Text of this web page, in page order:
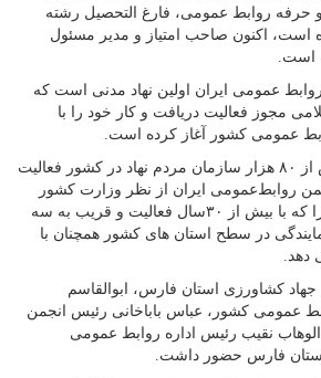
حرفه روابط عمومی، فارغ التحصیل رشته
است، اکنون صاحب امتیاز و مدیر مسئول
است.
عمومی ایران اولین نهاد مدنی است که
مجوز فعالیت دریافت و کار خود را با
عمومی کشور آغاز کرده است.
وی با اشاره به اینکه بیش از ۸۰ هزار سازمان مردم نهاد در کشور فعالیت
روابط‌عمومی ایران از نظر وزارت کشور
معتبرترین NGO است چرا که با بیش از ۳۰سال فعالیت و قریب به سه
عضو حقیقی و ۲۱ نمایندگی در سطح استان های کشور همچنان با
دهد.
کشاورزی استان فارس، ابوالقاسم
عمومی کشور، عباس باباخانی رئیس انجمن
نقیب رئیس اداره روابط عمومی
فارس حضور داشت.